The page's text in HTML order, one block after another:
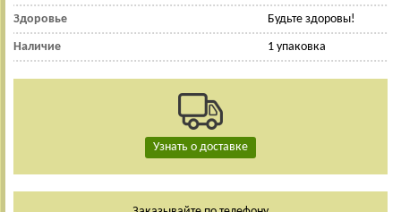
Здоровье Будьте здоровы!
Наличие 1 упаковка
Узнать о доставке